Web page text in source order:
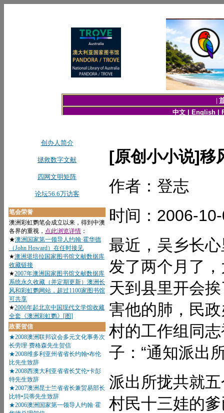
[原创小小说]移
作者：登志
时间：2006-
最近，吴乡长
发了两个月了
天到县里开会
害他的肺，民
村的工作组同
子：“通知派出
派出所拢共就
村民十三娃的